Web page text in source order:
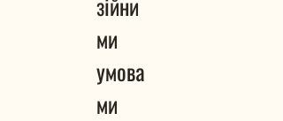
ми
умова
ми